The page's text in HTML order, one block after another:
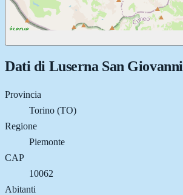
Dati di Luserna San Giovanni
Provincia
Torino (TO)
Regione
Piemonte
CAP
10062
Abitanti